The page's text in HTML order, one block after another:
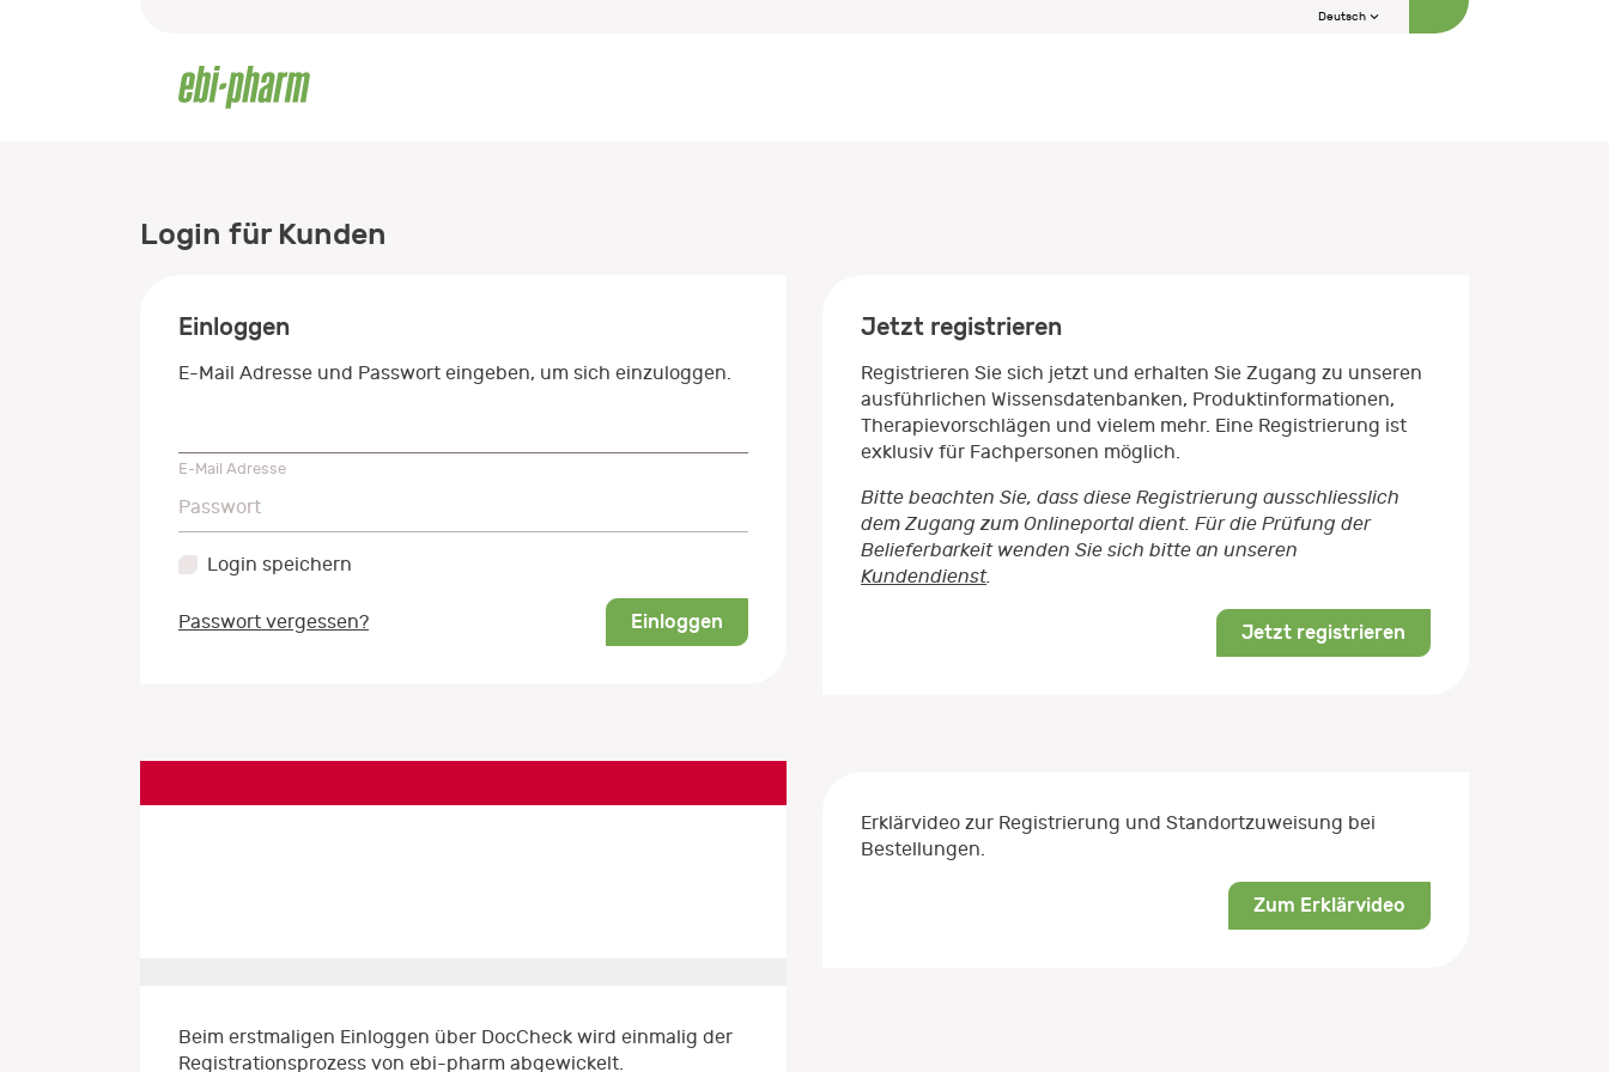
Deutsch
Login für Kunden
Einloggen
E-Mail Adresse und Passwort eingeben, um sich einzuloggen.
E-Mail Adresse
Passwort
Passwort
Login speichern
Passwort vergessen? Einloggen
Beim erstmaligen Einloggen über DocCheck wird einmalig der
Registrationsprozess von ebi-pharm abgewickelt.
Jetzt registrieren
Registrieren Sie sich jetzt und erhalten Sie Zugang zu unseren
ausführlichen Wissensdatenbanken, Produktinformationen,
Therapievorschlägen und vielem mehr. Eine Registrierung ist
exklusiv für Fachpersonen möglich.
Bitte beachten Sie, dass diese Registrierung ausschliesslich
dem Zugang zum Onlineportal dient. Für die Prüfung der
Belieferbarkeit wenden Sie sich bitte an unseren
Kundendienst.
Jetzt registrieren
Erklärvideo zur Registrierung und Standortzuweisung bei
Bestellungen.
Zum Erklärvideo